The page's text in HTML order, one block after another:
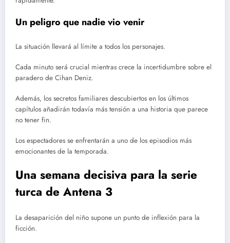
Un peligro que nadie vio venir
La situación llevará al límite a todos los personajes.
Cada minuto será crucial mientras crece la incertidumbre sobre el
paradero de Cihan Deniz.
Además, los secretos familiares descubiertos en los últimos
capítulos añadirán todavía más tensión a una historia que parece
no tener fin.
Los espectadores se enfrentarán a uno de los episodios más
emocionantes de la temporada.
Una semana decisiva para la serie
turca de Antena 3
La desaparición del niño supone un punto de inflexión para la
ficción.